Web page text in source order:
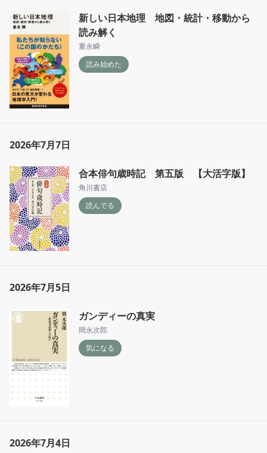
新しい日本地理 地図・統計・移動から
読み解く
重永瞬
読み始めた
2026年7月7日
合本俳句歳時記 第五版 【大活字版】
角川書店
読んでる
2026年7月5日
ガンディーの真実
間永次郎
気になる
2026年7月4日